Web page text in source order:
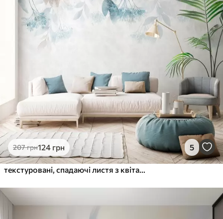
207грн124 грн 5